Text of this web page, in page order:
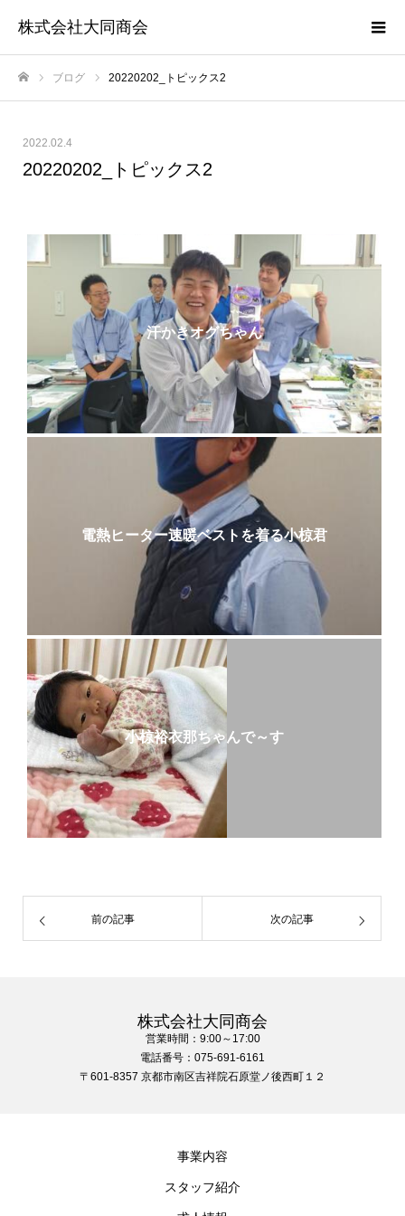
株式会社大同商会
ブログ 20220202_トピックス2
2022.02.4
20220202_トピックス2
汗かきオグちゃん
電熱ヒーター速暖ベストを着る小椋君
小椋裕衣那ちゃんで～す
前の記事 次の記事
株式会社大同商会
営業時間：9:00～17:00
電話番号：075-691-6161
〒601-8357 京都市南区吉祥院石原堂ノ後西町１２
事業内容
スタッフ紹介